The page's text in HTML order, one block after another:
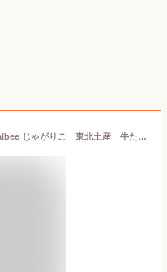
東北限定 仙台限定 カルビー Calbee じゃがりこ 東北土産 牛たん味 食べ出したらキリンがないんだべ 香ばしく焼き上げた、牛たんの旨み 牛たん味フレーク スナック菓子 160g (20gx8袋）牛たん 牛タン